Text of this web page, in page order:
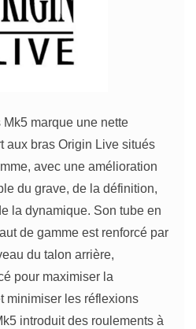
Mk5 marque une nette
aux bras Origin Live situés
avec une amélioration
du grave, de la définition,
la dynamique. Son tube en
de gamme est renforcé par
du talon arrière,
pour maximiser la
minimiser les réflexions
introduit des roulements à